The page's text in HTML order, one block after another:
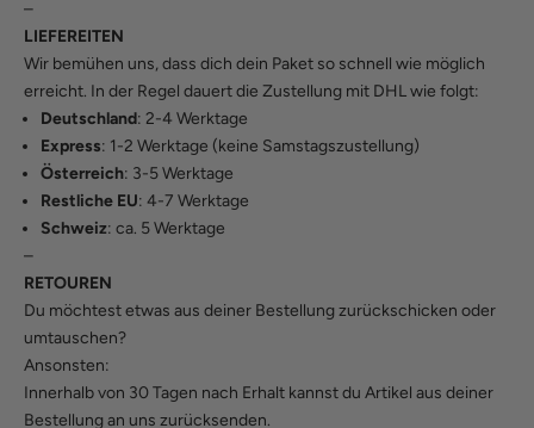
–
LIEFEREITEN
Wir bemühen uns, dass dich dein Paket so schnell wie möglich
erreicht. In der Regel dauert die Zustellung mit DHL wie folgt:
Deutschland: 2-4 Werktage
Express: 1-2 Werktage (keine Samstagszustellung)
Österreich: 3-5 Werktage
Restliche EU: 4-7 Werktage
Schweiz: ca. 5 Werktage
–
RETOUREN
Du möchtest etwas aus deiner Bestellung zurückschicken oder
umtauschen?
Ansonsten:
Innerhalb von 30 Tagen nach Erhalt kannst du Artikel aus deiner
Bestellung an uns zurücksenden.